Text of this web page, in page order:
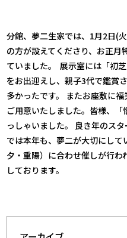
分館、夢二生家では、1月2日(
の方が設えてくださり、お正
ていました。
展示室には「初
をお出迎えし、親子3代で鑑賞
多かったです。 またお座敷に
ご用意いたしました。皆様、
っしゃいました。 良き年のス
では本年も、夢二が大切にし
夕・重陽）に合わせ催しが行わ
しております。